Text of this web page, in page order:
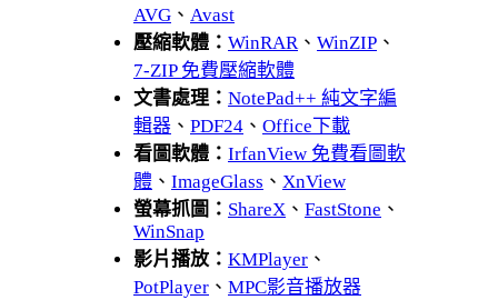
AVG 、 Avast
壓縮軟體： WinRAR、 WinZIP 、
7-ZIP 免費壓縮軟體
文書處理： NotePad++ 純文字編
輯器 、 PDF24 、 Office下載
看圖軟體： IrfanView 免費看圖軟
體 、 ImageGlass 、 XnView
螢幕抓圖： ShareX 、 FastStone 、
WinSnap
影片播放： KMPlayer 、
PotPlayer 、 MPC影音播放器